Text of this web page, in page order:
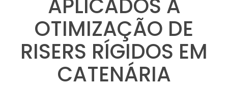
APLICADOS À
OTIMIZAÇÃO DE
RISERS RÍGIDOS EM
CATENÁRIA